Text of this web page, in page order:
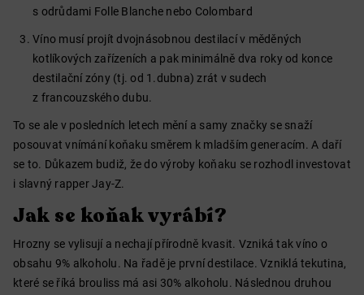
s odrůdami Folle Blanche nebo Colombard
Víno musí projít dvojnásobnou destilací v měděných
kotlíkových zařízeních a pak minimálně dva roky od konce
destilační zóny (tj. od 1.dubna) zrát v sudech
z francouzského dubu.
To se ale v posledních letech mění a samy značky se snaží
posouvat vnímání koňaku směrem k mladším generacím. A daří
se to. Důkazem budiž, že do výroby koňaku se rozhodl investovat
i slavný rapper Jay-Z.
Jak se koňak vyrábí?
Hrozny se vylisují a nechají přírodně kvasit. Vzniká tak víno o
obsahu 9% alkoholu. Na řadě je první destilace. Vzniklá tekutina,
které se říká brouliss má asi 30% alkoholu. Následnou druhou